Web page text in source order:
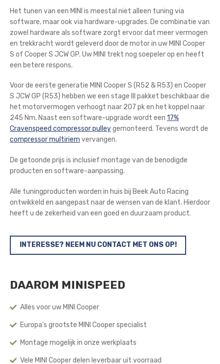
Het tunen van een MINI is meestal niet alleen tuning via
software, maar ook via hardware-upgrades. De combinatie van
zowel hardware als software zorgt ervoor dat meer vermogen
en trekkracht wordt geleverd door de motor in uw MINI Cooper
S of Cooper S JCW GP. Uw MINI trekt nog soepeler op en heeft
een betere respons.
Voor de eerste generatie MINI Cooper S (R52 & R53) en Cooper
S JCW GP (R53) hebben we een stage III pakket beschikbaar die
het motorvermogen verhoogt naar 207 pk en het koppel naar
245 Nm. Naast een software-upgrade wordt een 17%
Cravenspeed compressor pulleygemonteerd. Tevens wordt de
compressor multiriem vervangen.
De getoonde prijs is inclusief montage van de benodigde
producten en software-aanpassing.
Alle tuningproducten worden in huis bij Beek Auto Racing
ontwikkeld en aangepast naar de wensen van de klant. Hierdoor
heeft u de zekerheid van een goed en duurzaam product.
INTERESSE? NEEM NU CONTACT MET ONS OP!
DAAROM MINISPEED
Alles voor uw MINI Cooper
Europa’s grootste MINI Cooper specialist
Montage mogelijk in onze werkplaats
Vele MINI Cooper delen leverbaar uit voorraad